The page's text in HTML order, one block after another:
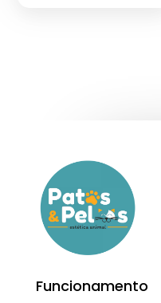
Funcionamento